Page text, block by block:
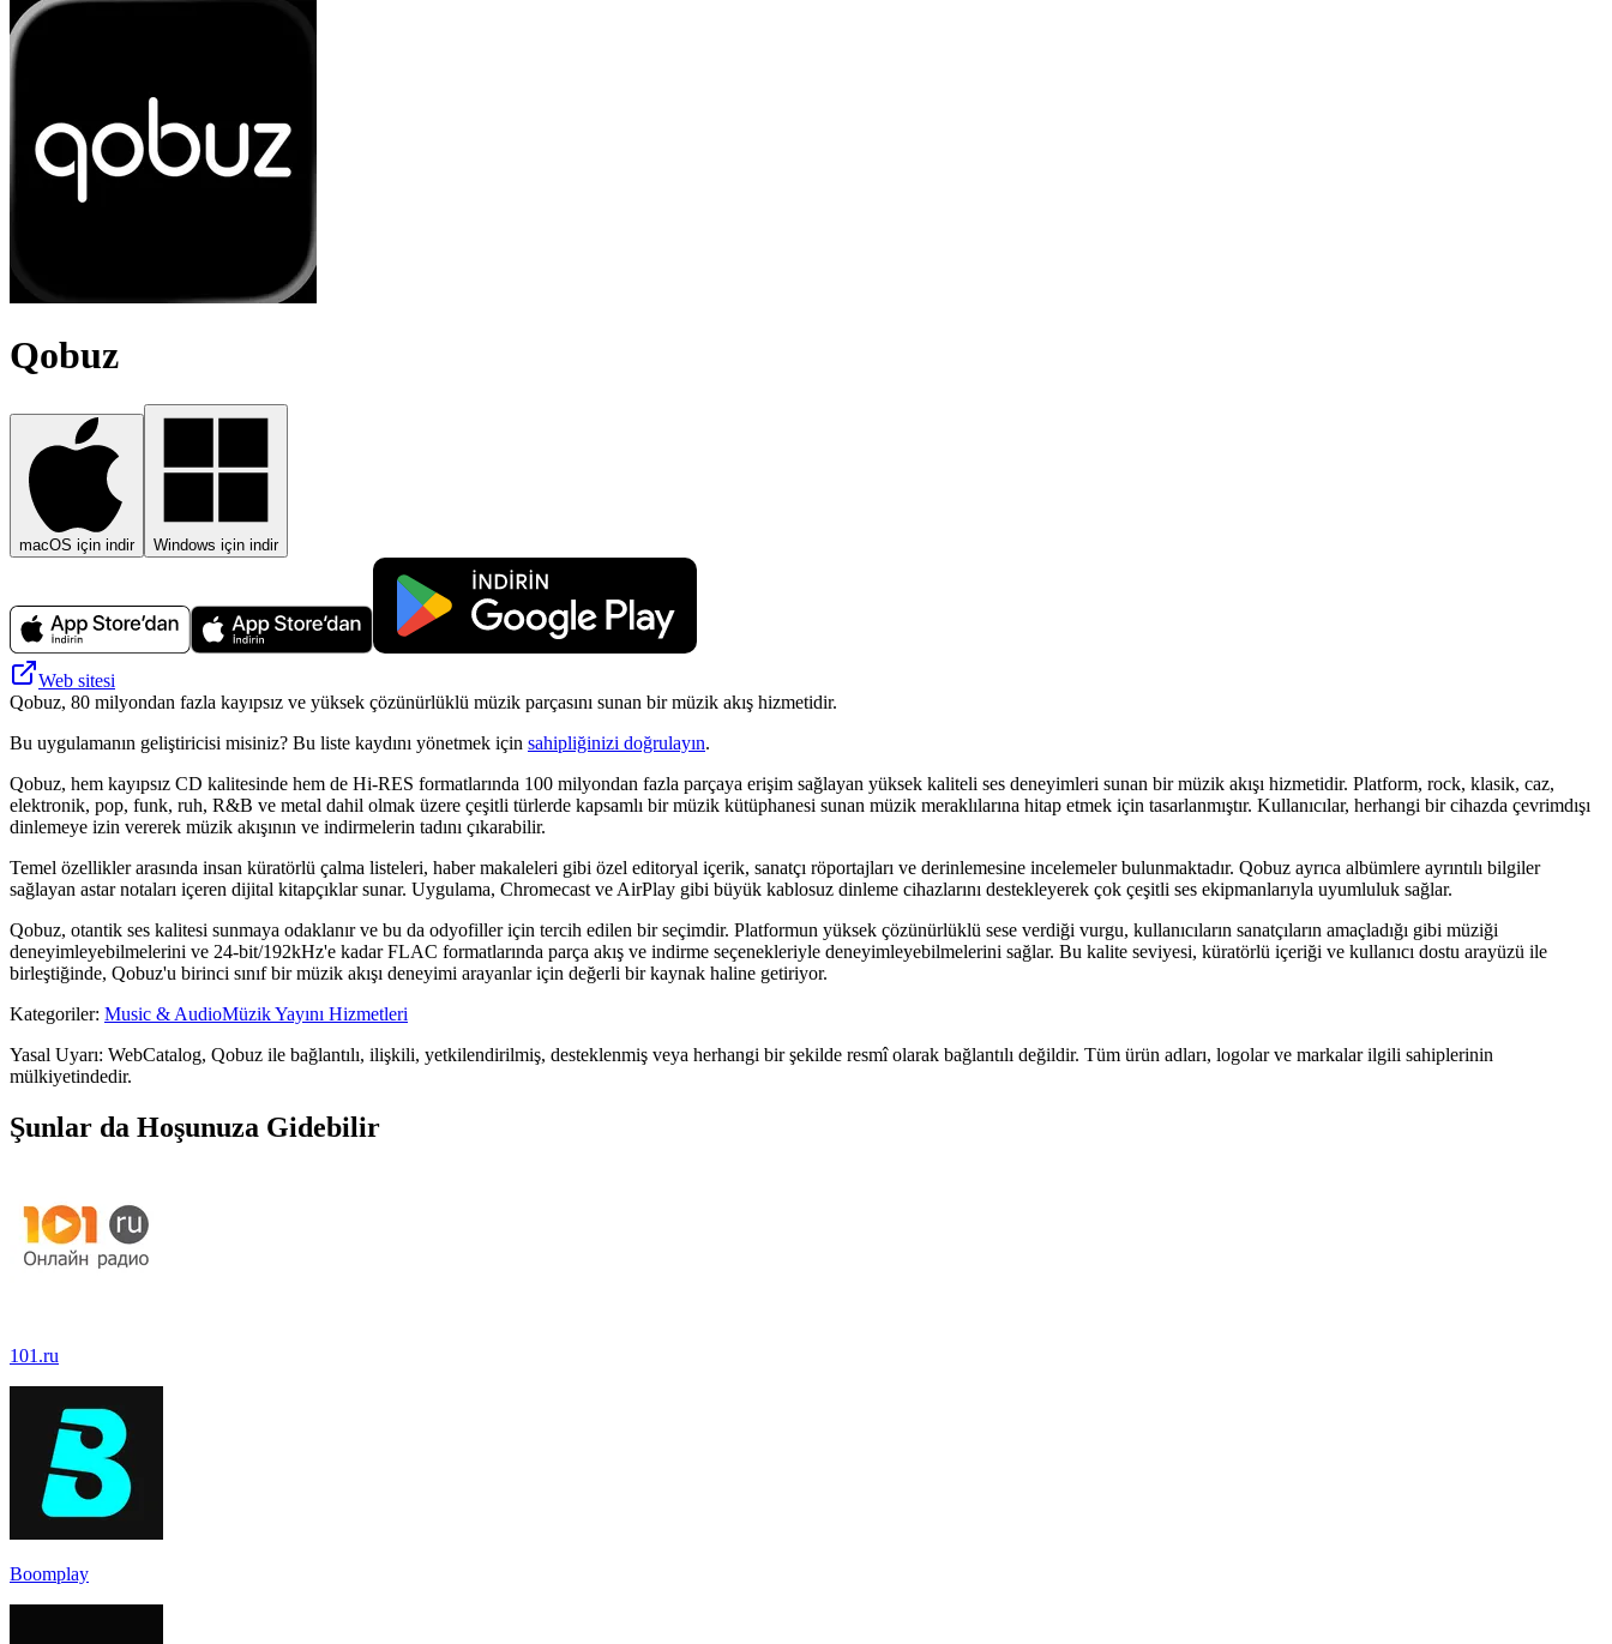
Qobuz
macOS için indir Windows için indir
Web sitesi
Qobuz, 80 milyondan fazla kayıpsız ve yüksek çözünürlüklü müzik parçasını sunan bir müzik akış hizmetidir.
Bu uygulamanın geliştiricisi misiniz? Bu liste kaydını yönetmek için sahipliğinizi doğrulayın.
Qobuz, hem kayıpsız CD kalitesinde hem de Hi-RES formatlarında 100 milyondan fazla parçaya erişim sağlayan yüksek kaliteli ses deneyimleri sunan bir müzik akışı hizmetidir. Platform, rock, klasik, caz,
elektronik, pop, funk, ruh, R&B ve metal dahil olmak üzere çeşitli türlerde kapsamlı bir müzik kütüphanesi sunan müzik meraklılarına hitap etmek için tasarlanmıştır. Kullanıcılar, herhangi bir cihazda çevrimdışı
dinlemeye izin vererek müzik akışının ve indirmelerin tadını çıkarabilir.
Temel özellikler arasında insan küratörlü çalma listeleri, haber makaleleri gibi özel editoryal içerik, sanatçı röportajları ve derinlemesine incelemeler bulunmaktadır. Qobuz ayrıca albümlere ayrıntılı bilgiler
sağlayan astar notaları içeren dijital kitapçıklar sunar. Uygulama, Chromecast ve AirPlay gibi büyük kablosuz dinleme cihazlarını destekleyerek çok çeşitli ses ekipmanlarıyla uyumluluk sağlar.
Qobuz, otantik ses kalitesi sunmaya odaklanır ve bu da odyofiller için tercih edilen bir seçimdir. Platformun yüksek çözünürlüklü sese verdiği vurgu, kullanıcıların sanatçıların amaçladığı gibi müziği
deneyimleyebilmelerini ve 24-bit/192kHz'e kadar FLAC formatlarında parça akış ve indirme seçenekleriyle deneyimleyebilmelerini sağlar. Bu kalite seviyesi, küratörlü içeriği ve kullanıcı dostu arayüzü ile
birleştiğinde, Qobuz'u birinci sınıf bir müzik akışı deneyimi arayanlar için değerli bir kaynak haline getiriyor.
Kategoriler: Music & AudioMüzik Yayını Hizmetleri
Yasal Uyarı: WebCatalog, Qobuz ile bağlantılı, ilişkili, yetkilendirilmiş, desteklenmiş veya herhangi bir şekilde resmî olarak bağlantılı değildir. Tüm ürün adları, logolar ve markalar ilgili sahiplerinin
mülkiyetindedir.
Şunlar da Hoşunuza Gidebilir
101.ru
Boomplay